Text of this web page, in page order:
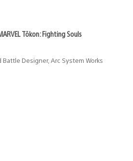
Tōkon: Fighting Souls
Battle Designer, Arc System Works